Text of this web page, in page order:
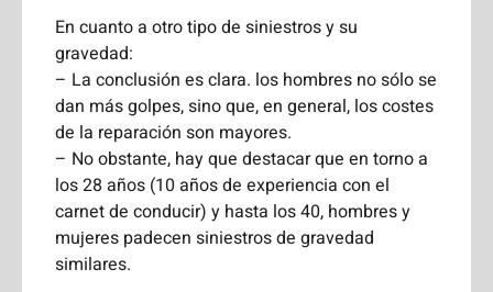
En cuanto a otro tipo de siniestros y su
gravedad:
– La conclusión es clara. los hombres no sólo se
dan más golpes, sino que, en general, los costes
de la reparación son mayores.
– No obstante, hay que destacar que en torno a
los 28 años (10 años de experiencia con el
carnet de conducir) y hasta los 40, hombres y
mujeres padecen siniestros de gravedad
similares.